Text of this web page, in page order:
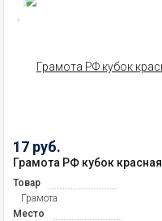
17 руб.
Грамота РФ кубок красная
Товар
Грамота
Место